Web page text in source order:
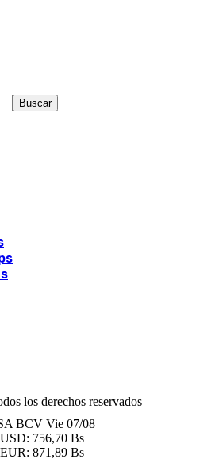
los derechos reservados
BCV Vie 07/08
USD: 756,70 Bs
EUR: 871,89 Bs